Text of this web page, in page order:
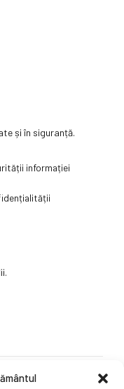
și în siguranță.
informației